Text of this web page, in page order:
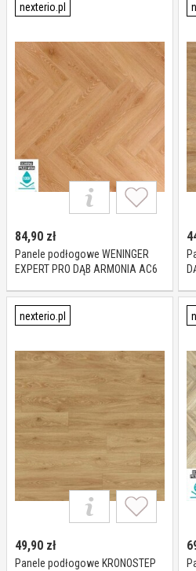
nexterio.pl
84,90 zł
Panele podłogowe WENINGER
EXPERT PRO DĄB ARMONIA AC6
nexterio.pl
49,90 zł
Panele podłogowe KRONOSTEP